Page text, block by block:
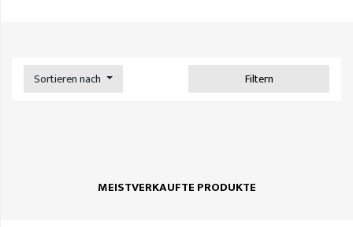
Spirituosen
Sortieren nach Filtern
MEISTVERKAUFTE PRODUKTE